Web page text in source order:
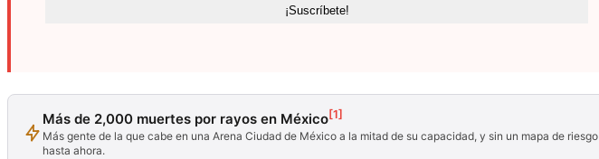
Más de 2,000 muertes por rayos en México [1]
Más gente de la que cabe en una Arena Ciudad de México a la mitad de su capacidad, y sin un mapa de riesgo
hasta ahora.